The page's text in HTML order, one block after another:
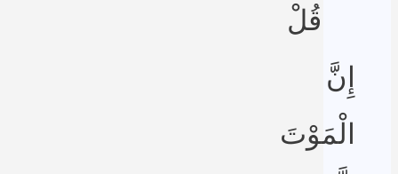
قُلْ
إِنَّ
الْمَوْتَ